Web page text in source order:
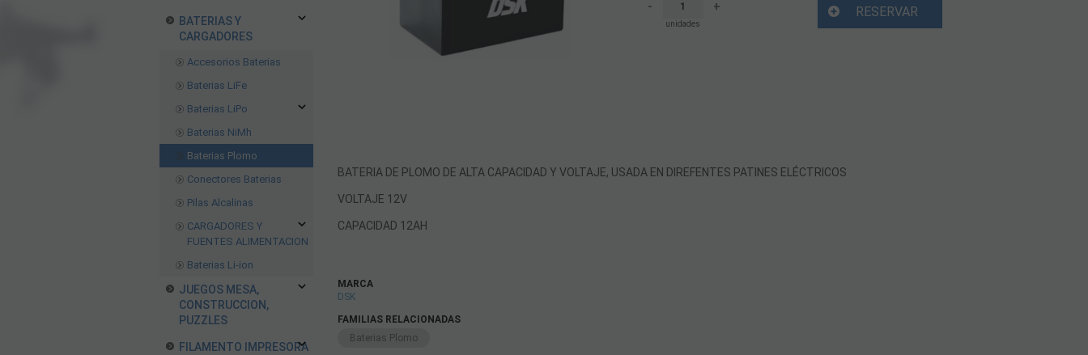
BATERIAS Y
CARGADORES
Accesorios Baterias
Baterias LiFe
Baterias LiPo
Baterias NiMh
Baterias Plomo
Conectores Baterias
Pilas Alcalinas
CARGADORES Y
FUENTES ALIMENTACION
Baterias Li-ion
JUEGOS MESA,
CONSTRUCCION,
PUZZLES
FILAMENTO IMPRESORA
-
unidades
+ RESERVAR
BATERIA DE PLOMO DE ALTA CAPACIDAD Y VOLTAJE, USADA EN DIREFENTES PATINES ELÉCTRICOS
VOLTAJE 12V
CAPACIDAD 12AH
MARCA
DSK
FAMILIAS RELACIONADAS
Baterias Plomo